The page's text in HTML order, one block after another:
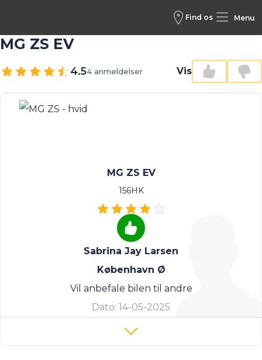
Find os Menu
MG ZS EV
4.54 anmeldelser Vis
MG ZS EV
156HK
Sabrina Jay Larsen
København Ø
Vil anbefale bilen til andre
Dato: 14-05-2025